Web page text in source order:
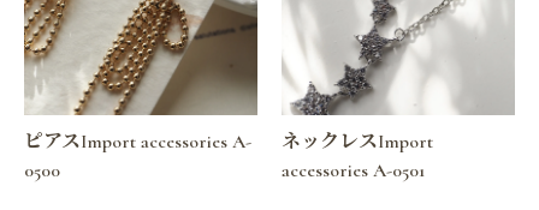
ピアスImport accessories A-
0500
ネックレスImport
accessories A-0501